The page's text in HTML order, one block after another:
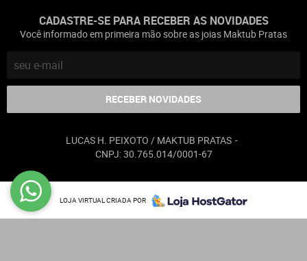
CADASTRE-SE PARA RECEBER AS NOVIDADES
Você informado em primeira mão sobre as joias Maktub Pratas
RECEBER NOVIDADES
LUCAS H. PEIXOTO / MAKTUB PRATAS
CNPJ: 30.765.014/0001-67
LOJA VIRTUAL CRIADA POR